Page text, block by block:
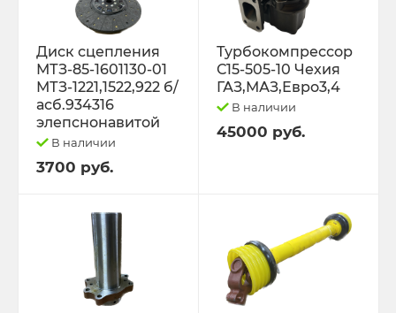
Диск сцепления
МТЗ-85-1601130-01
МТЗ-1221,1522,922 б/
асб.934316
элепснонавитой
В наличии
3700 руб.
Турбокомпрессор
С15-505-10 Чехия
ГАЗ,МАЗ,Евро3,4
В наличии
45000 руб.